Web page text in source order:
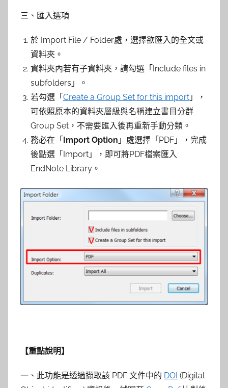
三、匯入選項
於 Import File / Folder處，選擇欲匯入的全文或
資料夾。
資料夾內若有子資料夾，請勾選「Include files in
subfolders」。
若勾選「Create a Group Set for this import 」，
可依照原本的資料夾層級與名稱建立書目分群
Group Set，不需要匯入後再重新手動分類。
務必在「Import Option 」處選擇「PDF」，完成
後點選「Import」，即可將PDF檔案匯入
EndNote Library。
【重點說明】
一、此功能是透過擷取該 PDF 文件中的 DOI (Digital